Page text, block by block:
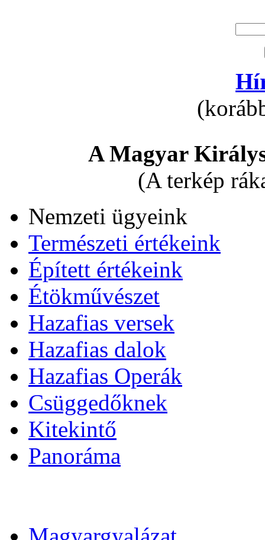
A Magyar
(A terkép
Nemzeti ügyeink
Természeti értékeink
Épített értékeink
Étökművészet
Hazafias versek
Hazafias dalok
Hazafias Operák
Csüggedőknek
Kitekintő
Panoráma